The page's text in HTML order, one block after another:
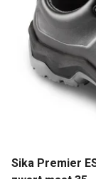
Sika Premier